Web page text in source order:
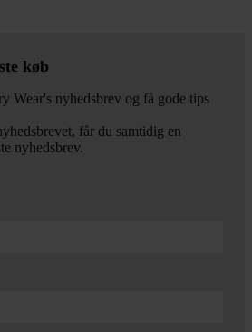
køb
Wear's nyhedsbrev og få gode tips
får du samtidig en
nyhedsbrev.